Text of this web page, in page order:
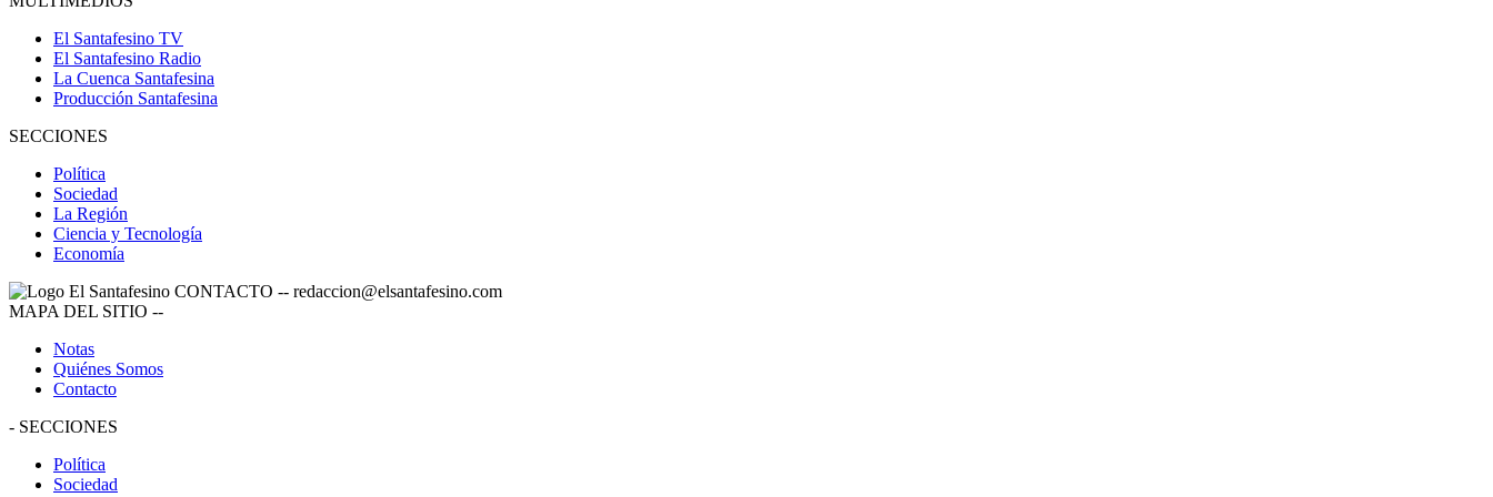
El Santafesino TV
El Santafesino Radio
La Cuenca Santafesina
Producción Santafesina
SECCIONES
Política
Sociedad
La Región
Ciencia y Tecnología
Economía
CONTACTO -- redaccion@elsantafesino.com
MAPA DEL SITIO --
Notas
Quiénes Somos
Contacto
- SECCIONES
Política
Sociedad